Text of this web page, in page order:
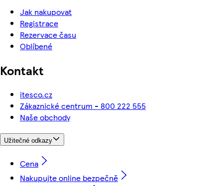
Jak nakupovat
Registrace
Rezervace času
Oblíbené
Kontakt
itesco.cz
Zákaznické centrum - 800 222 555
Naše obchody
Užitečné odkazy
Cena
Nakupujte online bezpečně